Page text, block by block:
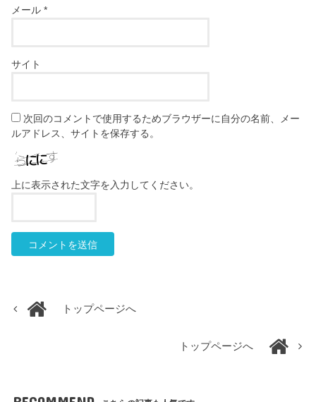
メール*
サイト
次回のコメントで使用するためブラウザーに自分の名前、メー
ルアドレス、サイトを保存する。
上に表示された文字を入力してください。
トップページへ
トップページへ